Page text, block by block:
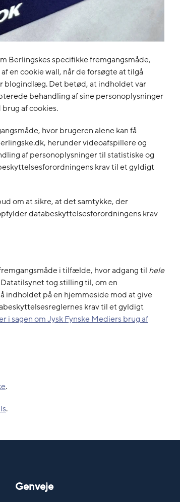
Berlingskes specifikke fremgangsmåde,
en cookie wall, når de forsøgte at tilgå
blogindlæg. Det betød, at indholdet var
behandling af sine personoplysninger
af cookies.
hvor brugeren alene kan få
herunder videoafspillere og
af personoplysninger til statistiske og
krav til et gyldigt
om at sikre, at det samtykke, der
databeskyttelsesforordningens krav
i tilfælde, hvor adgang til hele
tog stilling til, om en
indholdet på en hjemmeside mod at give
krav til et gyldigt
i sagen om Jysk Fynske Mediers brug af
.
.
Genveje